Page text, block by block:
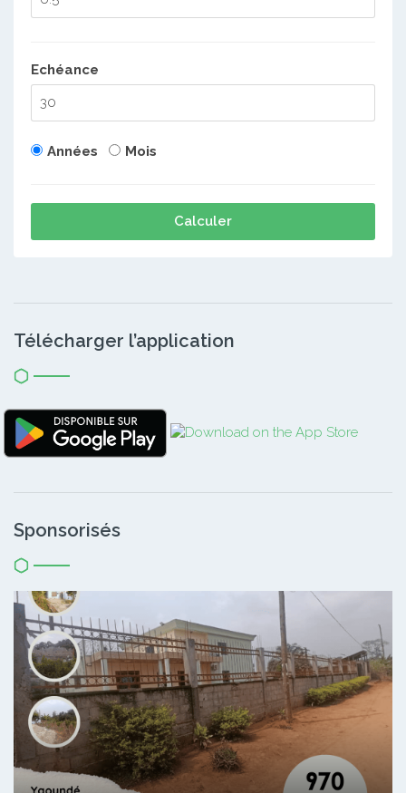
Echéance
Années Mois
Calculer
Télécharger l’application
Sponsorisés